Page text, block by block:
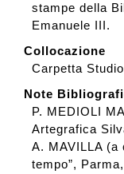
stampe della
Emanuele III.
Collocazione
Carpetta
Note
P. MEDIOLI
Artegrafica
A. MAVILLA (a
tempo”,